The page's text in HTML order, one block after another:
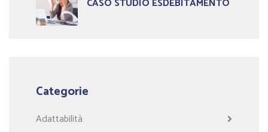
CASO STUDIO ESDEBITAMENTO
Categorie
Adattabilità